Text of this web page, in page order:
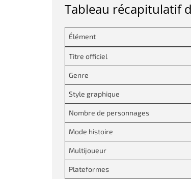
Tableau récapitulatif
Élément
Titre officiel
Genre
Style graphique
Nombre de personnages
Mode histoire
Multijoueur
Plateformes